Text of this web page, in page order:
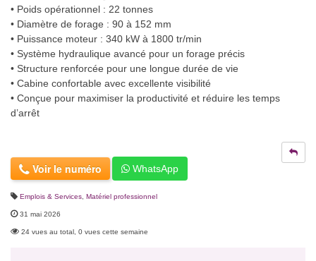
• Poids opérationnel : 22 tonnes
• Diamètre de forage : 90 à 152 mm
• Puissance moteur : 340 kW à 1800 tr/min
• Système hydraulique avancé pour un forage précis
• Structure renforcée pour une longue durée de vie
• Cabine confortable avec excellente visibilité
• Conçue pour maximiser la productivité et réduire les temps
d’arrêt
Voir le numéro WhatsApp
Emplois & Services Matériel professionnel
31 mai 2026
24 vues au total, 0 vues cette semaine